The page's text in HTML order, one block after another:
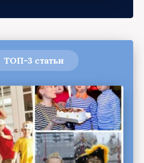
ТОП-3 статьи